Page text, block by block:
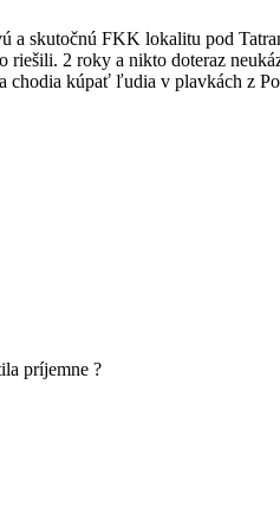
skutočnú FKK lokalitu pod
2 roky a nikto doteraz
kúpať ľudia v plavkách z
príjemne ?